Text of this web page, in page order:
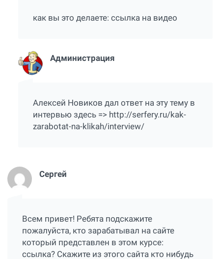
как вы это делаете:ссылка на видео
Администрация
Алексей Новиков дал ответ на эту тему в
интервью здесь => http://serfery.ru/kak-
zarabotat-na-klikah/interview/
Сергей
Всем привет! Ребята подскажите
пожалуйста, кто зарабатывал на сайте
который представлен в этом курсе:
ссылка? Скажите из этого сайта кто нибудь